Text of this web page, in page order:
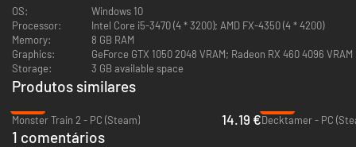
OS:
Windows 10
Processor:
Intel Core i5-3470 (4 * 3200); AMD FX-4350 (4 * 4200)
Memory:
8 GB RAM
Graphics:
GeForce GTX 1050 2048 VRAM; Radeon RX 460 4096 VRAM
Storage:
3 GB available space
Produtos similares
Monster Train 2 - PC (Steam)
14.19 €Decktamer - PC
1 comentários